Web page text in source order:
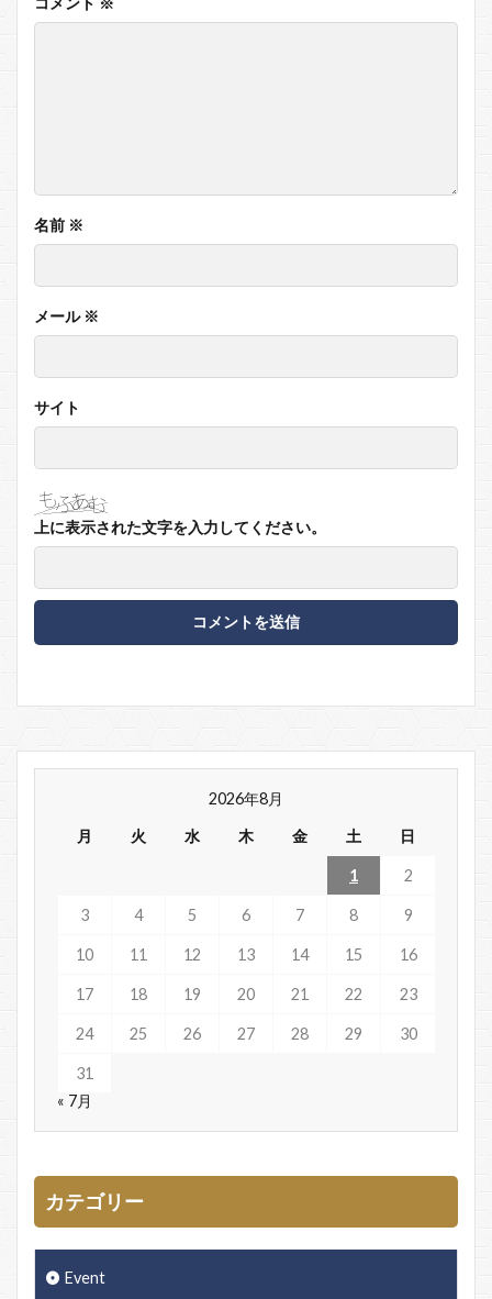
名前 ※
メール ※
サイト
上に表示された文字を入力してください。
2026年8月
月
火 水 木 金 土 日
1 2
3 4 5 6 7 8 9
10 11 12 13 14 15 16
17 18 19 20 21 22 23
24 25 26 27 28 29 30
31
« 7月
カテゴリー
Event